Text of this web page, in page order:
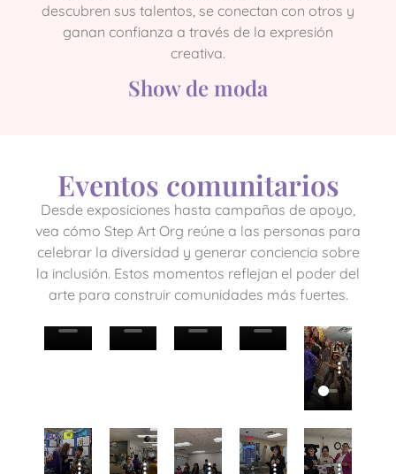
descubren sus talentos, se conectan con otros y
ganan confianza a través de la expresión
creativa.
Show de moda
Eventos comunitarios
Desde exposiciones hasta campañas de apoyo,
vea cómo Step Art Org reúne a las personas para
celebrar la diversidad y generar conciencia sobre
la inclusión. Estos momentos reflejan el poder del
arte para construir comunidades más fuertes.